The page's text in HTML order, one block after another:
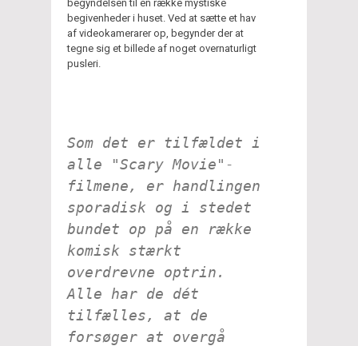
begyndelsen til en række mystiske
begivenheder i huset. Ved at sætte et hav
af videokamerarer op, begynder der at
tegne sig et billede af noget overnaturligt
pusleri.
Som det er tilfældet i
alle "Scary Movie"-
filmene, er handlingen
sporadisk og i stedet
bundet op på en række
komisk stærkt
overdrevne optrin.
Alle har de dét
tilfælles, at de
forsøger at overgå